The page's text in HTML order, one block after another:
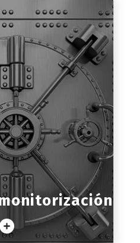
y
de negocio
más